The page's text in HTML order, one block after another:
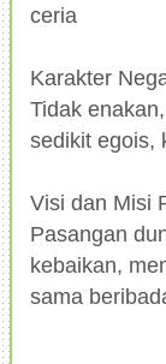
ceria
Karakter
Tidak
sedikit egois,
Visi dan Misi
Pasangan
kebaikan,
sama